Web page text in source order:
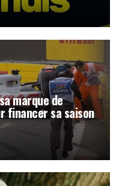
marque de
financer sa saison